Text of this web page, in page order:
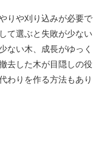
りや刈り込みが必要で
て選ぶと失敗が少ない
ない木、成長がゆっく
去した木が目隠しの役
わりを作る方法もあり